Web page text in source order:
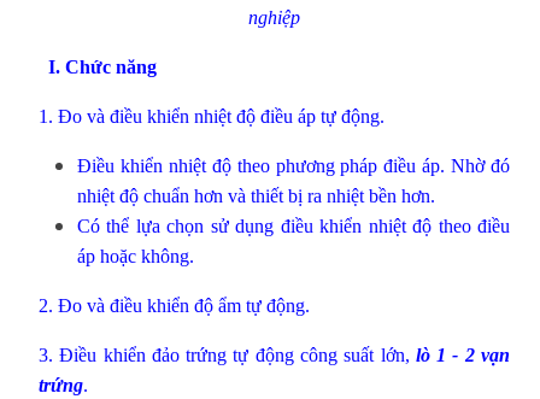
nghiệp
I. Chức năng
1. Đo và điều khiển nhiệt độ điều áp tự động.
Điều khiển nhiệt độ theo phương pháp điều áp. Nhờ đó
nhiệt độ chuẩn hơn và thiết bị ra nhiệt bền hơn.
Có thể lựa chọn sử dụng điều khiển nhiệt độ theo điều
áp hoặc không.
2. Đo và điều khiển độ ẩm tự động.
3. Điều khiển đảo trứng tự động công suất lớn, lò 1 - 2 vạn
trứng.